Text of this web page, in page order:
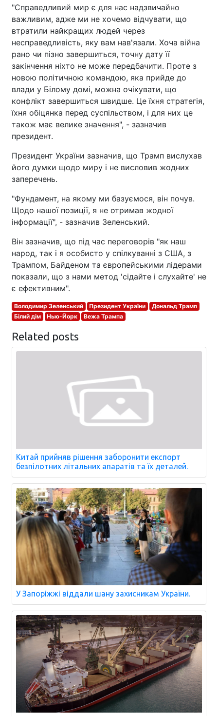
"Справедливий мир є для нас надзвичайно
важливим, адже ми не хочемо відчувати, що
втратили найкращих людей через
несправедливість, яку вам нав'язали. Хоча війна
рано чи пізно завершиться, точну дату її
закінчення ніхто не може передбачити. Проте з
новою політичною командою, яка прийде до
влади у Білому домі, можна очікувати, що
конфлікт завершиться швидше. Це їхня стратегія,
їхня обіцянка перед суспільством, і для них це
також має велике значення", - зазначив
президент.
Президент України зазначив, що Трамп вислухав
його думки щодо миру і не висловив жодних
заперечень.
"Фундамент, на якому ми базуємося, він почув.
Щодо нашої позиції, я не отримав жодної
інформації", - зазначив Зеленський.
Він зазначив, що під час переговорів "як наш
народ, так і я особисто у спілкуванні з США, з
Трампом, Байденом та європейськими лідерами
показали, що з нами метод 'сідайте і слухайте' не
є ефективним".
Володимир Зеленський Президент України
Дональд Трамп
Білий дім
Нью-Йорк Вежа Трампа
Related posts
Китай прийняв рішення заборонити експорт
безпілотних літальних апаратів та їх деталей.
У Запоріжжі віддали шану захисникам України.